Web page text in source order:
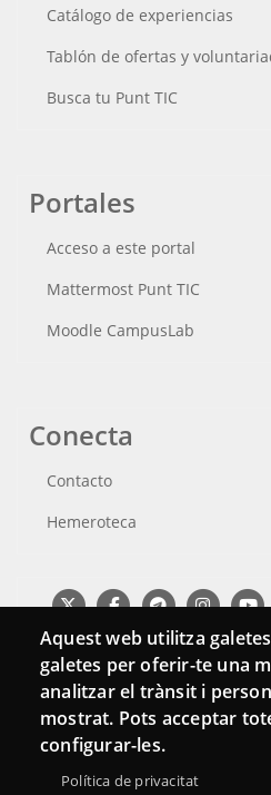
Catálogo de experiencias
Tablón de ofertas y
Busca tu Punt TIC
Portales
Acceso a este portal
Mattermost Punt TIC
Moodle CampusLab
Conecta
Contacto
Hemeroteca
Aquest web utilitza
galetes per oferir-te una
analitzar el trànsit i
mostrat. Pots acceptar
configurar-les.
Política de privacitat